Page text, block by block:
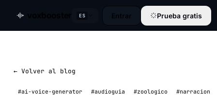
ES Entrar Prueba gratis
← Volver al blog
#ai-voice-generator #audioguia #zoologico
#narracion